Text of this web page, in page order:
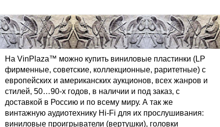
На VinPlaza™ можно купить виниловые пластинки (LP
фирменные, советские, коллекционные, раритетные) с
европейских и американских аукционов, всех жанров и
стилей, 50…90-х годов, в наличии и под заказ, с
доставкой в Россию и по всему миру. А так же
винтажную аудиотехнику Hi-Fi для их прослушивания:
виниловые проигрыватели (вертушки), головки